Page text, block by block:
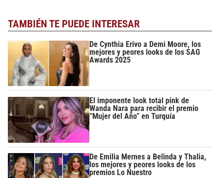
TAMBIÉN TE PUEDE INTERESAR
De Cynthia Erivo a Demi Moore, los
mejores y peores looks de los SAG
Awards 2025
El imponente look total pink de
Wanda Nara para recibir el premio
“Mujer del Año” en Turquía
De Emilia Mernes a Belinda y Thalia,
los mejores y peores looks de los
premios Lo Nuestro